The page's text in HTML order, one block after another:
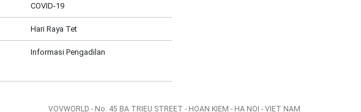
COVID-19
Hari Raya Tet
Informasi Pengadilan
VOVWORLD - No. 45 BA TRIEU STREET - HOAN KIEM - HA NOI - VIET NAM